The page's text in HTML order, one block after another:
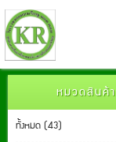
หมวดสินค้า
ทั้งหมด (43)